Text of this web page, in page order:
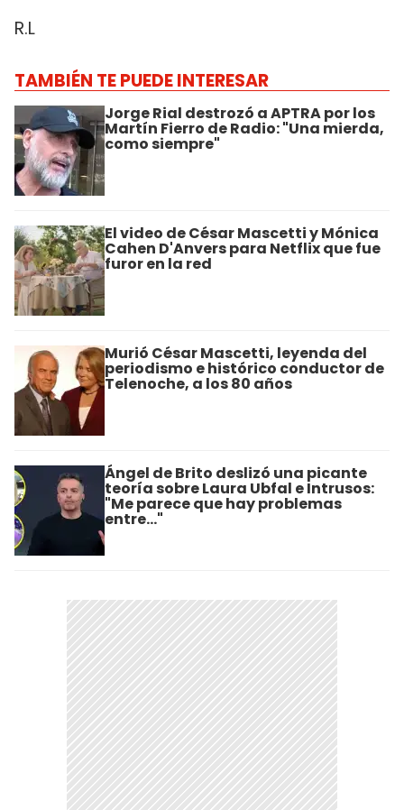
R.L
TAMBIÉN TE PUEDE INTERESAR
Jorge Rial destrozó a APTRA por los
Martín Fierro de Radio: "Una mierda,
como siempre"
El video de César Mascetti y Mónica
Cahen D'Anvers para Netflix que fue
furor en la red
Murió César Mascetti, leyenda del
periodismo e histórico conductor de
Telenoche, a los 80 años
Ángel de Brito deslizó una picante
teoría sobre Laura Ubfal e Intrusos:
"Me parece que hay problemas
entre..."